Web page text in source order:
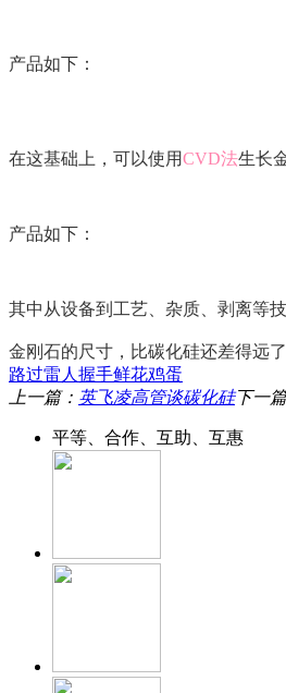
产品如下：
在这基础上，可以使用CVD法生长
产品如下：
其中从设备到工艺、杂质、剥离等
金刚石的尺寸，比碳化硅还差得远了
路过雷人 握手鲜花鸡蛋
上一篇： 英飞凌高管谈碳化硅下一
平等、合作、互助、互惠